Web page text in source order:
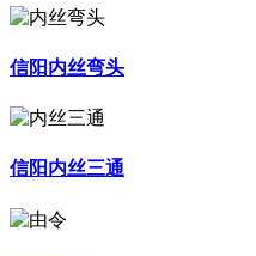
信阳内丝弯头
信阳内丝三通